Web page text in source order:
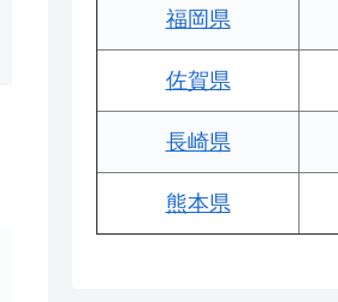
福岡県
佐賀県
長崎県
熊本県